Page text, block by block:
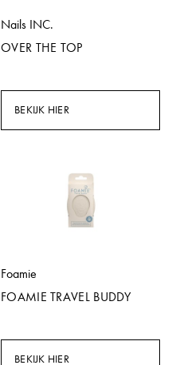
Nails INC.
OVER THE TOP
BEKIJK HIER
Foamie
FOAMIE TRAVEL BUDDY
BEKIJK HIER